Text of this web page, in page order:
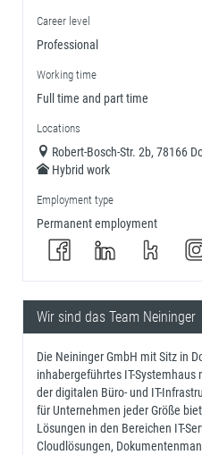
Career level
Professional
Working time
Full time and part time
Locations
Robert-Bosch-Str. 2b, 78166
Hybrid work
Employment type
Permanent employment
Wir sind das Team Neininger
Die Neininger GmbH mit Sitz in
inhabergeführtes IT-
der digitalen Büro- und IT-
für Unternehmen jeder Größe
Lösungen in den Bereichen IT-
Cloudlösungen,